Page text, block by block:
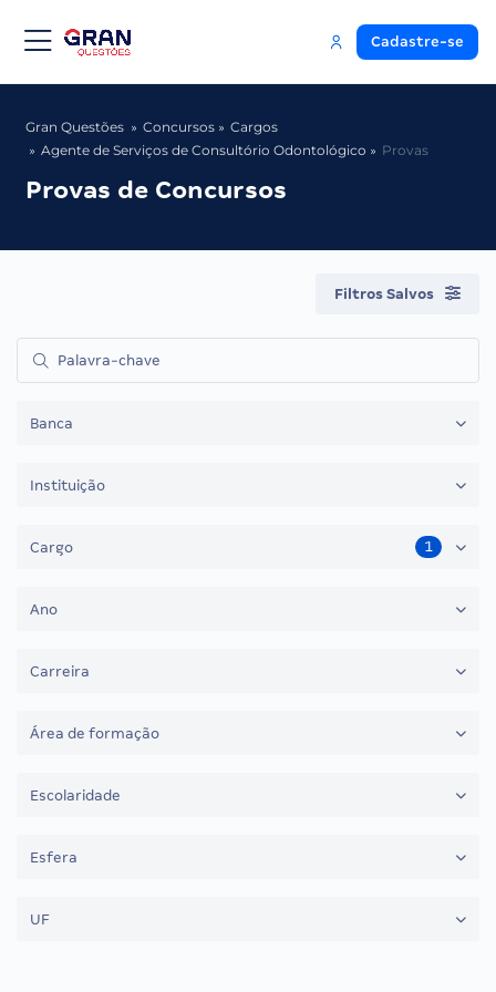
Cadastre-se
Gran Questões Concursos
Cargos
Agente de Serviços de Consultório Odontológico
Provas
Provas de Concursos
Filtros Salvos
Banca
Instituição
Cargo 1
Ano
Carreira
Área de formação
Escolaridade
Esfera
UF